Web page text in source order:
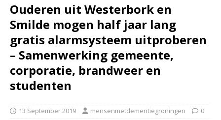
Ouderen uit Westerbork en
Smilde mogen half jaar lang
gratis alarmsysteem uitproberen
– Samenwerking gemeente,
corporatie, brandweer en
studenten
13 September 2019 mensenmetdementiegroningen 0